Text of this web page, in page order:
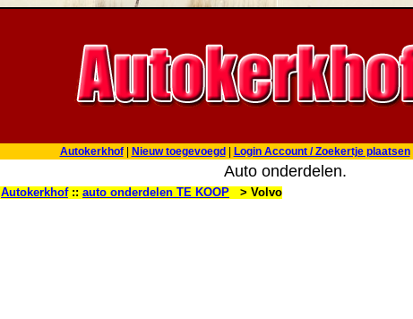
Autokerkhof| Nieuw toegevoegd Login Account / Zoekertje plaatsen|
Auto onderdelen.
Autokerkhof:: auto onderdelen TE KOOP > Volvo